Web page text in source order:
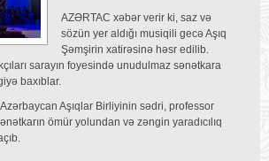
AZƏRTAC xəbər verir ki, saz və
sözün yer aldığı musiqili gecə Aşıq
Şəmşirin xatirəsinə həsr edilib.
sarayın foyesində unudulmaz sənətkara
baxıblar.
Aşıqlar Birliyinin sədri, professor
ömür yolundan və zəngin yaradıcılıq